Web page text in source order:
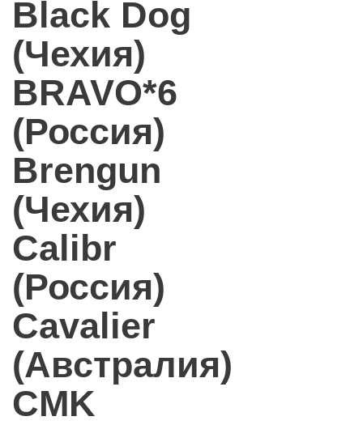
Black Dog
(Чехия)
BRAVO*6
(Россия)
Brengun
(Чехия)
Calibr
(Россия)
Cavalier
(Австралия)
CMK